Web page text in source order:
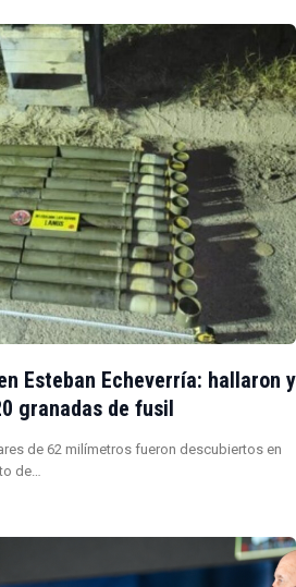
Esteban Echeverría: hallaron y
granadas de fusil
de 62 milímetros fueron descubiertos en
de…